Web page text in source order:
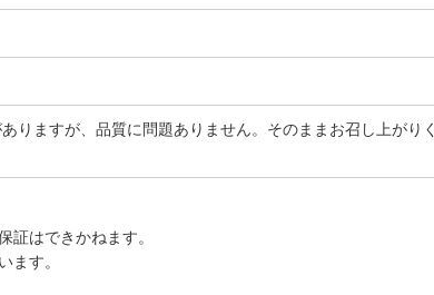
りますが、品質に問題ありません。そのままお召し上が
証はできかねます。
ます。